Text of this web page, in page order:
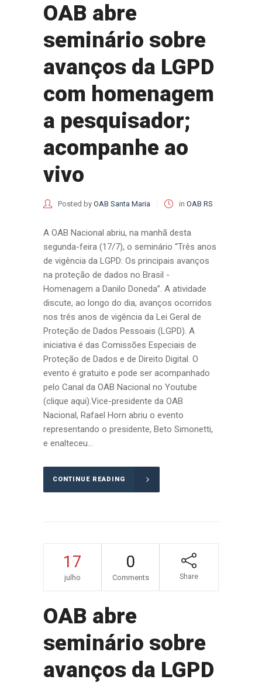
OAB abre
seminário sobre
avanços da LGPD
com homenagem
a pesquisador;
acompanhe ao
vivo
Posted by OAB Santa Maria in OAB RS
A OAB Nacional abriu, na manhã desta
segunda-feira (17/7), o seminário “Três anos
de vigência da LGPD: Os principais avanços
na proteção de dados no Brasil -
Homenagem a Danilo Doneda”. A atividade
discute, ao longo do dia, avanços ocorridos
nos três anos de vigência da Lei Geral de
Proteção de Dados Pessoais (LGPD). A
iniciativa é das Comissões Especiais de
Proteção de Dados e de Direito Digital. O
evento é gratuito e pode ser acompanhado
pelo Canal da OAB Nacional no Youtube
(clique aqui).Vice-presidente da OAB
Nacional, Rafael Horn abriu o evento
representando o presidente, Beto Simonetti,
e enalteceu...
CONTINUE READING
17
julho
0
Comments Share
OAB abre
seminário sobre
avanços da LGPD